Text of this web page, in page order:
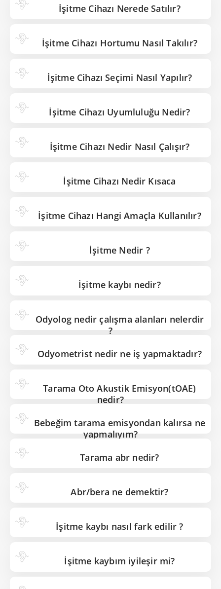
İşitme Cihazı Nerede Satılır?
İşitme Cihazı Hortumu Nasıl Takılır?
İşitme Cihazı Seçimi Nasıl Yapılır?
İşitme Cihazı Uyumluluğu Nedir?
İşitme Cihazı Nedir Nasıl Çalışır?
İşitme Cihazı Nedir Kısaca
İşitme Cihazı Hangi Amaçla Kullanılır?
İşitme Nedir ?
İşitme kaybı nedir?
Odyolog nedir çalışma alanları nelerdir
?
Odyometrist nedir ne iş yapmaktadır?
Tarama Oto Akustik Emisyon(tOAE)
nedir?
Bebeğim tarama emisyondan kalırsa ne
yapmalıyım?
Tarama abr nedir?
Abr/bera ne demektir?
İşitme kaybı nasıl fark edilir ?
İşitme kaybım iyileşir mi?